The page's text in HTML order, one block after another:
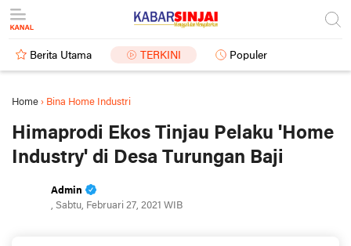
Berita Utama TERKINI Populer
Home › Bina Home Industri
Himaprodi Ekos Tinjau Pelaku 'Home
Industry' di Desa Turungan Baji
Admin
, Sabtu, Februari 27, 2021 WIB